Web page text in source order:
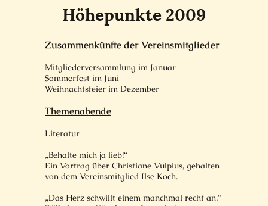
Höhepunkte 2009
Zusammenkünfte der Vereinsmitglieder
Mitgliederversammlung im Januar
Sommerfest im Juni
Weihnachtsfeier im Dezember
Themenabende
Literatur
„Behalte mich ja lieb!“
Ein Vortrag über Christiane Vulpius, gehalten
von dem Vereinsmitglied Ilse Koch.
„Das Herz schwillt einem manchmal recht an.“